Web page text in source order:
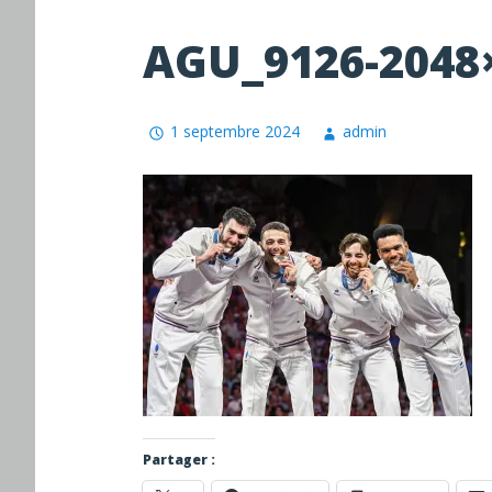
AGU_9126-
1 septembre 2024 admin
Partager :